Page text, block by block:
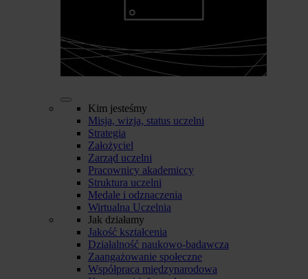
Kim jesteśmy
Misja, wizja, status uczelni
Strategia
Założyciel
Zarząd uczelni
Pracownicy akademiccy
Struktura uczelni
Medale i odznaczenia
Wirtualna Uczelnia
Jak działamy
Jakość kształcenia
Działalność naukowo-badawcza
Zaangażowanie społeczne
Współpraca międzynarodowa